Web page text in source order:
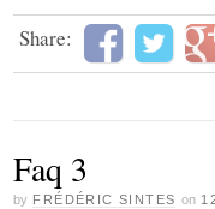
Share:
Faq 3
by FRÉDÉRIC SINTES on